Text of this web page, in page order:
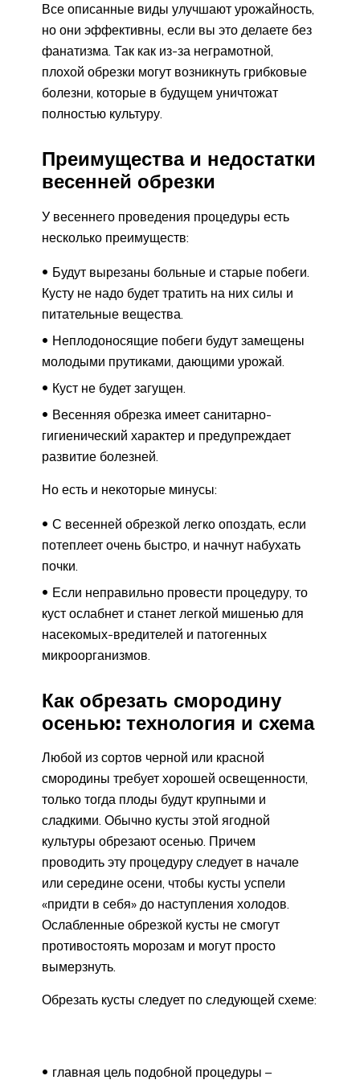
Все описанные виды улучшают урожайность,
но они эффективны, если вы это делаете без
фанатизма. Так как из-за неграмотной,
плохой обрезки могут возникнуть грибковые
болезни, которые в будущем уничтожат
полностью культуру.
Преимущества и недостатки
весенней обрезки
У весеннего проведения процедуры есть
несколько преимуществ:
Будут вырезаны больные и старые побеги.
Кусту не надо будет тратить на них силы и
питательные вещества.
Неплодоносящие побеги будут замещены
молодыми прутиками, дающими урожай.
Куст не будет загущен.
Весенняя обрезка имеет санитарно-
гигиенический характер и предупреждает
развитие болезней.
Но есть и некоторые минусы:
С весенней обрезкой легко опоздать, если
потеплеет очень быстро, и начнут набухать
почки.
Если неправильно провести процедуру, то
куст ослабнет и станет легкой мишенью для
насекомых-вредителей и патогенных
микроорганизмов.
Как обрезать смородину
осенью: технология и схема
Любой из сортов черной или красной
смородины требует хорошей освещенности,
только тогда плоды будут крупными и
сладкими. Обычно кусты этой ягодной
культуры обрезают осенью. Причем
проводить эту процедуру следует в начале
или середине осени, чтобы кусты успели
«придти в себя» до наступления холодов.
Ослабленные обрезкой кусты не смогут
противостоять морозам и могут просто
вымерзнуть.
Обрезать кусты следует по следующей схеме:
главная цель подобной процедуры –